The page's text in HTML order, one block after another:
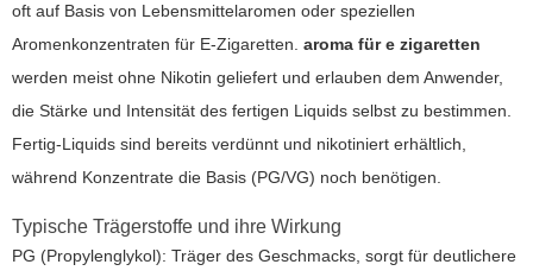
oft auf Basis von Lebensmittelaromen oder speziellen
Aromenkonzentraten für E-Zigaretten. aroma für e zigaretten
werden meist ohne Nikotin geliefert und erlauben dem Anwender,
die Stärke und Intensität des fertigen Liquids selbst zu bestimmen.
Fertig-Liquids sind bereits verdünnt und nikotiniert erhältlich,
während Konzentrate die Basis (PG/VG) noch benötigen.
Typische Trägerstoffe und ihre Wirkung
PG (Propylenglykol): Träger des Geschmacks, sorgt für deutlichere